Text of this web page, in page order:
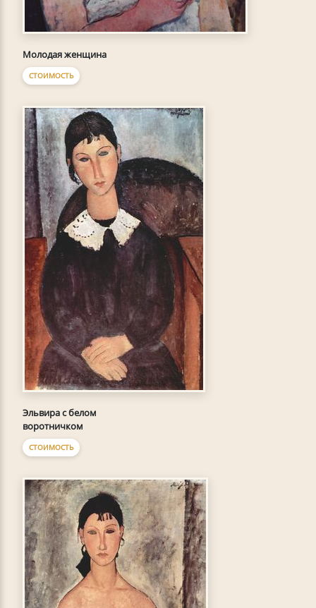
Молодая женщина
СТОИМОСТЬ
Эльвира с белом
воротничком
СТОИМОСТЬ